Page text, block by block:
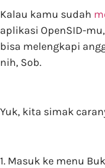
Kalau kamu sudah
aplikasi OpenSID-
bisa melengkapi
nih, Sob.
Yuk, kita simak
1. Masuk ke menu